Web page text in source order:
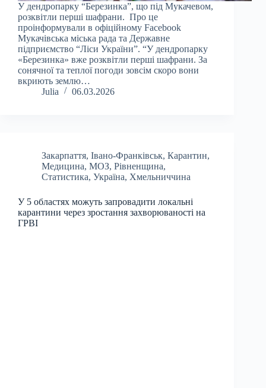
У дендропарку “Березинка”, що під Мукачевом,
розквітли перші шафрани. Про це
проінформували в офіційному Facebook
Мукачівська міська рада та Державне
підприємство “Ліси України”. “У дендропарку
«Березинка» вже розквітли перші шафрани. За
сонячної та теплої погоди зовсім скоро вони
вкриють землю…
Julia
06.03.2026
Закарпаття, Івано-Франківськ, Карантин,
Медицина, МОЗ, Рівненщина,
Статистика, Україна, Хмельниччина
У 5 областях можуть запровадити локальні
карантини через зростання захворюваності на
ГРВІ